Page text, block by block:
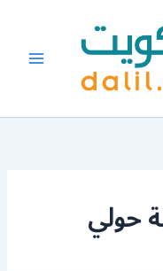
حولي